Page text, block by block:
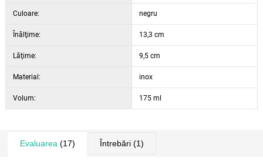
Culoare: negru
Înălţime: 13,3 cm
Lăţime: 9,5 cm
Material: inox
Volum: 175 ml
Evaluarea (17) Întrebări(1)